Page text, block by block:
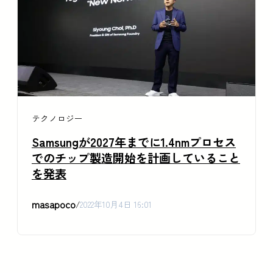
テクノロジー
Samsungが2027年までに1.4nmプロセス
でのチップ製造開始を計画していること
を発表
masapoco/2022年10月4日 16:01